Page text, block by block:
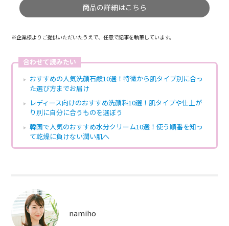
商品の詳細はこちら
※企業様よりご提供いただいたうえで、任意で記事を執筆しています。
合わせて読みたい
おすすめの人気洗顔石鹸10選！特徴から肌タイプ別に合っ
た選び方までお届け
レディース向けのおすすめ洗顔料10選！肌タイプや仕上が
り別に自分に合うものを選ぼう
韓国で人気のおすすめ水分クリーム10選！使う順番を知っ
て乾燥に負けない潤い肌へ
namiho